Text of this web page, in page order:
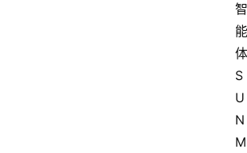
智
能
体
S
U
N
M